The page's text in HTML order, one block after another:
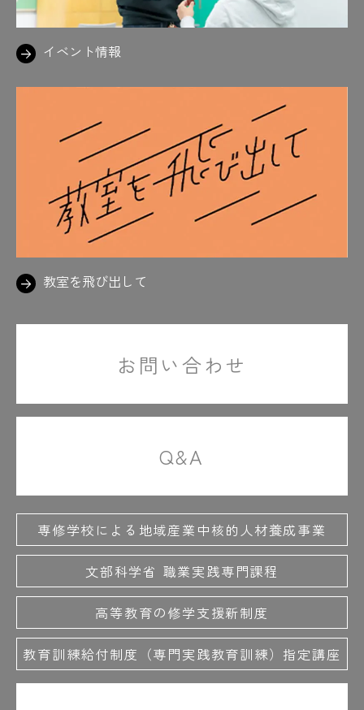
イベント情報
教室を飛び出して
お問い合わせ
Q&A
専修学校による地域産業中核的人材養成事業
文部科学省 職業実践専門課程
高等教育の修学支援新制度
教育訓練給付制度（専門実践教育訓練）指定講座